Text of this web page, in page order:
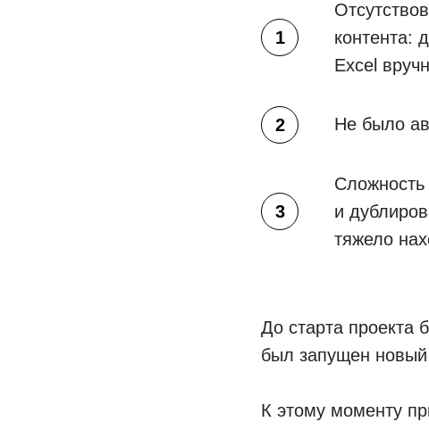
контента:
Excel
Не было
и
тяжело
До старта проекта
был запущен новый
К этому моменту